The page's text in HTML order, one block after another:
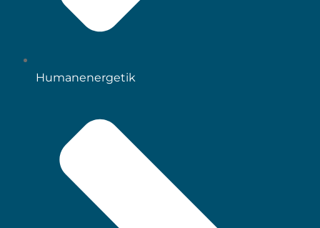
Humanenergetik